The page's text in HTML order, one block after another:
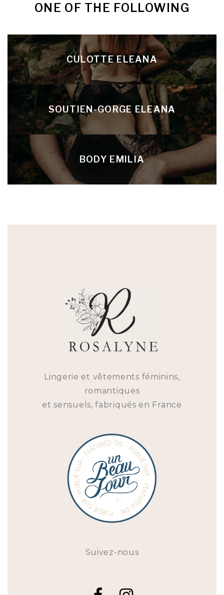
ONE OF THE FOLLOWING
CULOTTE ELEANA
SOUTIEN-GORGE ELEANA
BODY EMILIA
Lingerie et vêtements féminins,
romantiques
et sensuels, fabriqués en France
Suivez-nous